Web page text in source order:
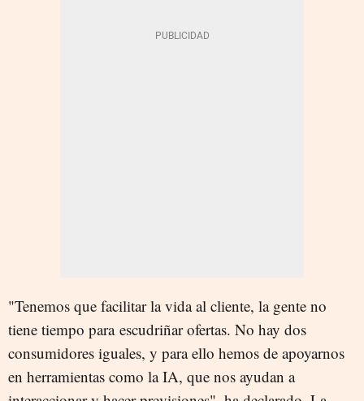
"Tenemos que facilitar la vida al cliente, la gente no
tiene tiempo para escudriñar ofertas. No hay dos
consumidores iguales, y para ello hemos de apoyarnos
en herramientas como la IA, que nos ayudan a